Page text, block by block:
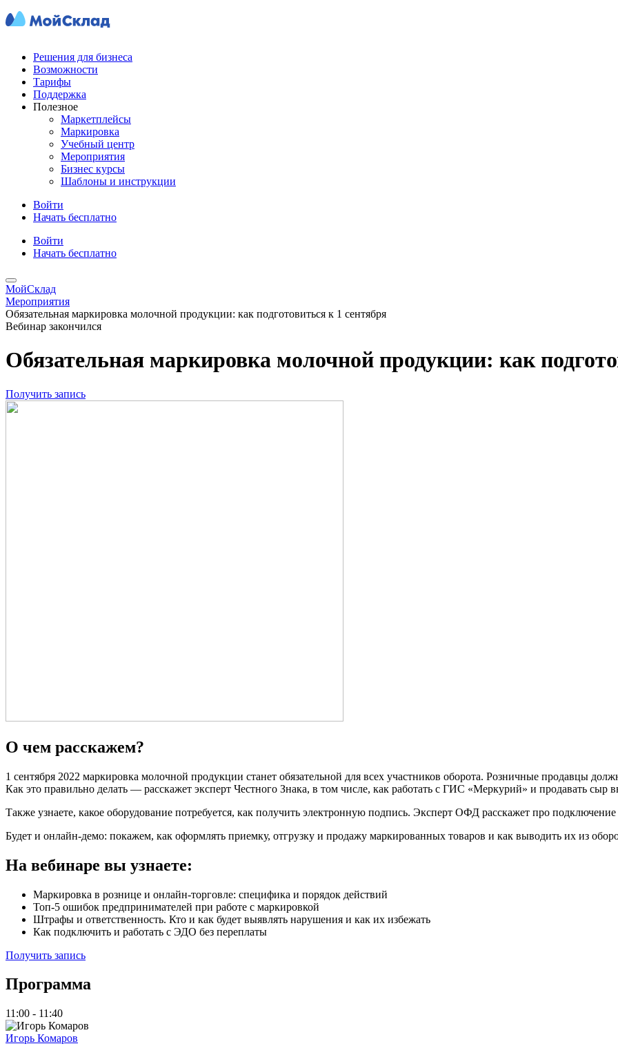
Решения для бизнеса
Возможности
Тарифы
Поддержка
Полезное
Маркетплейсы
Маркировка
Учебный центр
Мероприятия
Бизнес курсы
Шаблоны и инструкции
Войти
Начать бесплатно
Войти
Начать бесплатно
МойСклад
Мероприятия
Обязательная маркировка молочной продукции: как подготовиться к 1 сентября
Вебинар закончился
Обязательная маркировка молочной продукции: как
Получить запись
О чем расскажем?
1 сентября 2022 маркировка молочной продукции станет обязательной для всех участников оборота. Розничные продавцы
Как это правильно делать — расскажет эксперт Честного Знака, в том числе, как работать с ГИС «Меркурий» и продавать сыр
Также узнаете, какое оборудование потребуется, как получить электронную подпись. Эксперт ОФД расскажет про
Будет и онлайн-демо: покажем, как оформлять приемку, отгрузку и продажу маркированных товаров и как выводить их из
На вебинаре вы узнаете:
Маркировка в рознице и онлайн-торговле: специфика и порядок действий
Топ-5 ошибок предпринимателей при работе с маркировкой
Штрафы и ответственность. Кто и как будет выявлять нарушения и как их избежать
Как подключить и работать с ЭДО без переплаты
Получить запись
Программа
11:00 - 11:40
Игорь Комаров